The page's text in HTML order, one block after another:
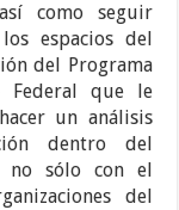
como seguir
espacios del
del Programa
Federal que le
un análisis
dentro del
no sólo con el
del